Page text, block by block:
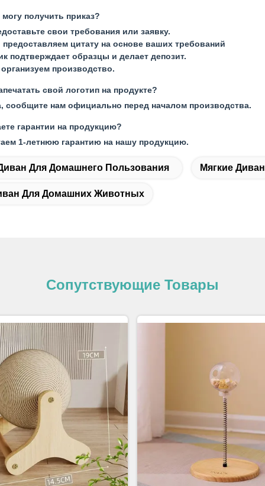
могу получить приказ?
свои требования или заявку.
цитату на основе ваших требований
подтверждает образцы и делает депозит.
производство.
свой логотип на продукте?
сообщите нам официально перед началом производства.
гарантии на продукцию?
1-летнюю гарантию на нашу продукцию.
Для Домашнего Пользования Мягкие
Для Домашних Животных
Сопутствующие Товары